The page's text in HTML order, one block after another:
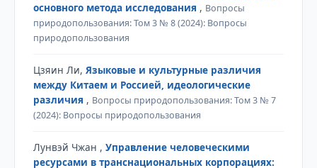
основного метода исследования , Вопросы
природопользования: Том 3 № 8 (2024): Вопросы
природопользования
Цзяин Ли, Языковые и культурные различия
между Китаем и Россией, идеологические
различия , Вопросы природопользования: Том 3 № 7
(2024): Вопросы природопользования
Лунвэй Чжан , Управление человеческими
ресурсами в транснациональных корпорациях: